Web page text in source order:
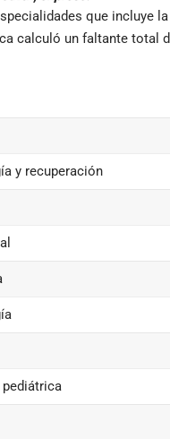
que incluye
calculó un faltante total
y recuperación